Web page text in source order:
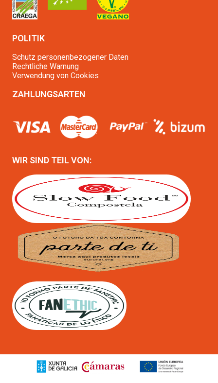
POLITIK
Schutz personenbezogener Daten
Rechtliche Warnung
Verwendung von Cookies
ZAHLUNGSARTEN
WIR SIND TEIL VON: